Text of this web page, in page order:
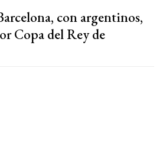
con argentinos,
Copa del Rey de